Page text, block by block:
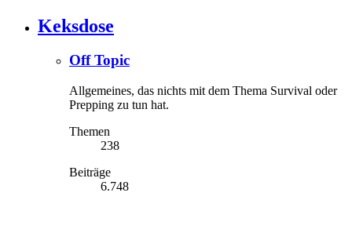
Keksdose
Off Topic
Allgemeines, das nichts mit dem Thema Survival oder
Prepping zu tun hat.
Themen
238
Beiträge
6.748